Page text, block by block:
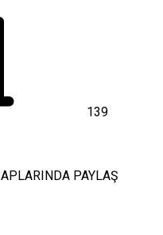
139
PAYLAŞ